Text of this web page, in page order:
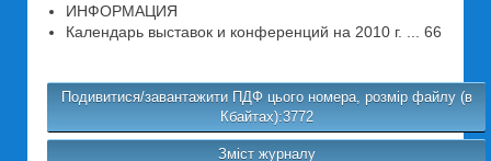
ИНФОРМАЦИЯ
Календарь выставок и конференций на 2010 г. ... 66
Подивитися/завантажити ПДФ цього номера, розмір файлу (в
Кбайтах):3772
Зміст журналу